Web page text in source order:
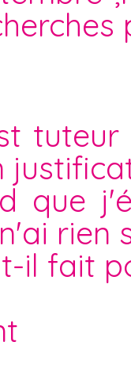
que
rien
il fait